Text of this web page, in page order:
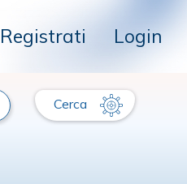
Registrati Login
Cerca